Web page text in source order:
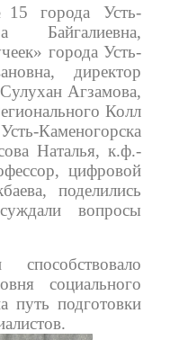
города Усть-
Байгалиевна,
города Усть-
директор
Агзамова,
Колл
Наталья, к.ф.-
цифровой
поделились
вопросы
социального
путь подготовки